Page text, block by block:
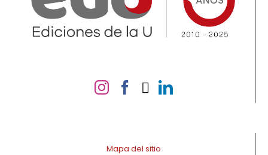
Mapa del sitio